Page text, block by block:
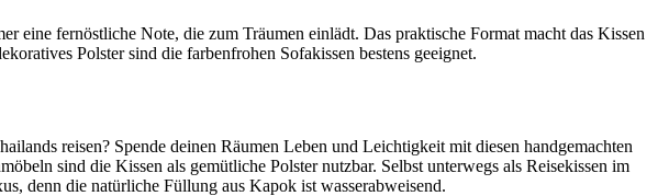
eine fernöstliche Note, die zum Träumen einlädt. Das praktische Format macht das Kissen
Polster sind die farbenfrohen Sofakissen bestens geeignet.
reisen? Spende deinen Räumen Leben und Leichtigkeit mit diesen handgemachten
sind die Kissen als gemütliche Polster nutzbar. Selbst unterwegs als Reisekissen im
denn die natürliche Füllung aus Kapok ist wasserabweisend.